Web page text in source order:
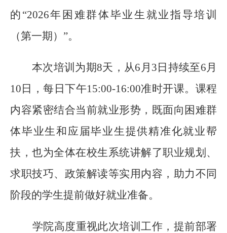
的“2026年困难群体毕业生就业指导培训
（第一期）”。
本次培训为期8天，从6月3日持续至6月
10日，每日下午15:00-16:00准时开课。课程
内容紧密结合当前就业形势，既面向困难群
体毕业生和应届毕业生提供精准化就业帮
扶，也为全体在校生系统讲解了职业规划、
求职技巧、政策解读等实用内容，助力不同
阶段的学生提前做好就业准备。
学院高度重视此次培训工作，提前部署